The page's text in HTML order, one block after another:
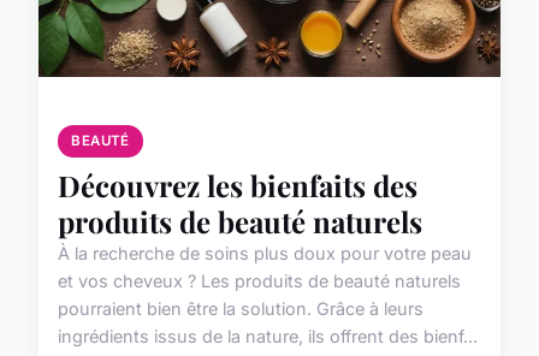
BEAUTÉ
Découvrez les bienfaits des
produits de beauté naturels
À la recherche de soins plus doux pour votre peau
et vos cheveux ? Les produits de beauté naturels
pourraient bien être la solution. Grâce à leurs
ingrédients issus de la nature, ils offrent des bienf...